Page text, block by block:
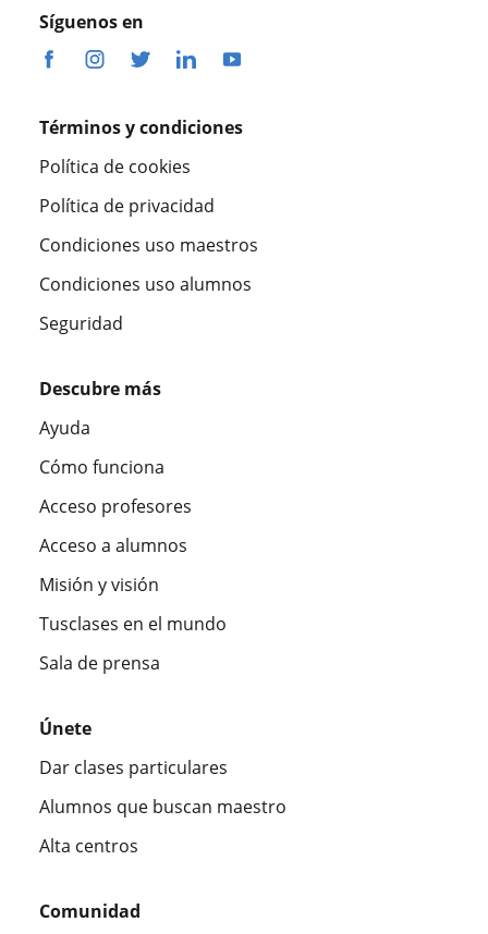
Síguenos en
Términos y condiciones
Política de cookies
Política de privacidad
Condiciones uso maestros
Condiciones uso alumnos
Seguridad
Descubre más
Ayuda
Cómo funciona
Acceso profesores
Acceso a alumnos
Misión y visión
Tusclases en el mundo
Sala de prensa
Únete
Dar clases particulares
Alumnos que buscan maestro
Alta centros
Comunidad